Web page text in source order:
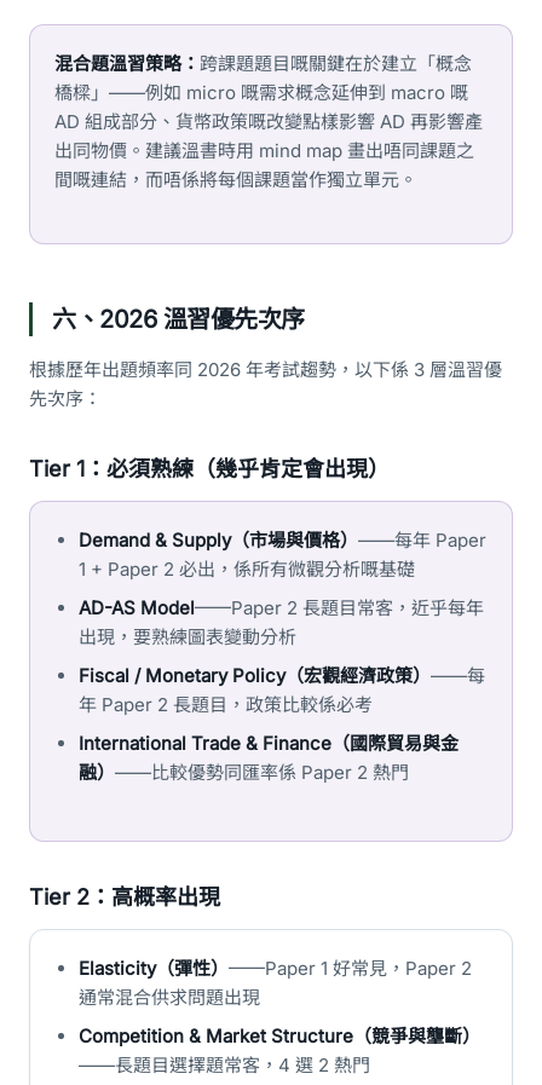
混合題溫習策略： 跨課題題目嘅關鍵在於建立「概念
橋樑」——例如 micro 嘅需求概念延伸到 macro 嘅
AD 組成部分、貨幣政策嘅改變點樣影響 AD 再影響產
出同物價。建議溫書時用 mind map 畫出唔同課題之
間嘅連結，而唔係將每個課題當作獨立單元。
六、2026 溫習優先次序
根據歷年出題頻率同 2026 年考試趨勢，以下係 3 層溫習優
先次序：
Tier 1：必須熟練（幾乎肯定會出現）
Demand & Supply（市場與價格） ——每年 Paper
1 + Paper 2 必出，係所有微觀分析嘅基礎
AD-AS Model——Paper 2 長題目常客，近乎每年
出現，要熟練圖表變動分析
Fiscal / Monetary Policy（宏觀經濟政策） ——每
年 Paper 2 長題目，政策比較係必考
International Trade & Finance（國際貿易與金
融） ——比較優勢同匯率係 Paper 2 熱門
Tier 2：高概率出現
Elasticity（彈性） ——Paper 1 好常見，Paper 2
通常混合供求問題出現
Competition & Market Structure（競爭與壟斷）
——長題目選擇題常客，4 選 2 熱門